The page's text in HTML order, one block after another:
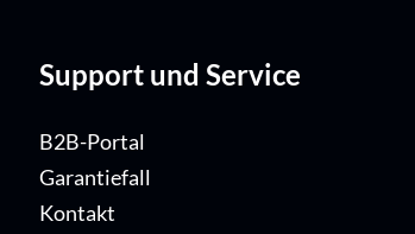
Support und Service
B2B-Portal
Garantiefall
Kontakt